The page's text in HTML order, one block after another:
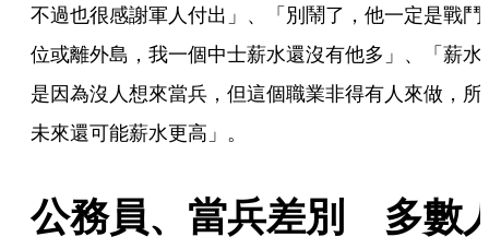
不過也很感謝軍人付出」、「別鬧了，他一定是戰鬥
位或離外島，我一個中士薪水還沒有他多」、「薪水
是因為沒人想來當兵，但這個職業非得有人來做，所
未來還可能薪水更高」。
公務員、當兵差別　多數